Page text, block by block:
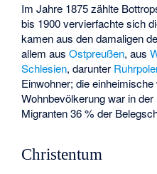
Im Jahre 1875 zählte
bis 1900 vervierfachte sich
kamen aus den damaligen
allem ausOstpreußen, aus
Schlesien, darunter
Einwohner; die
Wohnbevölkerung war in
Migranten 36 % der
Christentum